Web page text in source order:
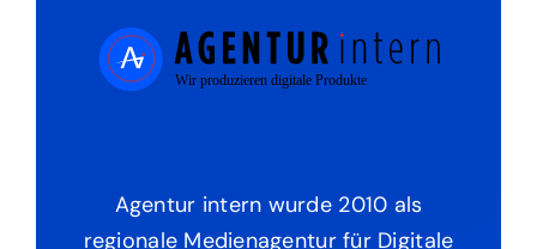
Agentur intern wurde 2010 als
regionale Medienagentur für Digitale